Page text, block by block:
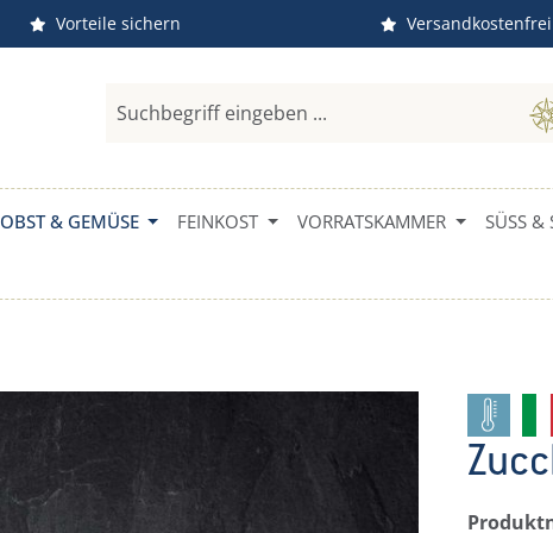
Vorteile sichern
OBST & GEMÜSE FEINKOST VORRATSKAMMER SÜSS &